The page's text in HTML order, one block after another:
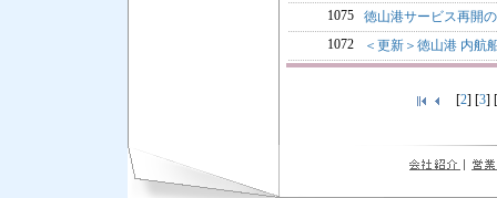
1075
徳山港サービス再開
1072
＜更新＞徳山港 内航
[2] [3] [